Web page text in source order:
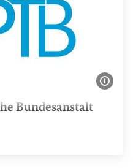
Bundesanstalt